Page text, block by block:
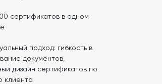
сертификатов в одном
подход: гибкость в
документов,
дизайн сертификатов по
клиента